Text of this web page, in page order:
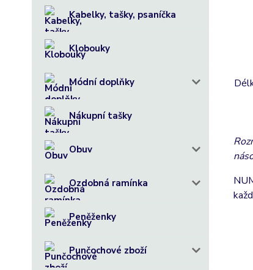
Kabelky, tašky, psaníčka
Klobouky
Módní doplňky
Nákupní tašky
Obuv
Ozdobná ramínka
Peněženky
Punčochové zboží